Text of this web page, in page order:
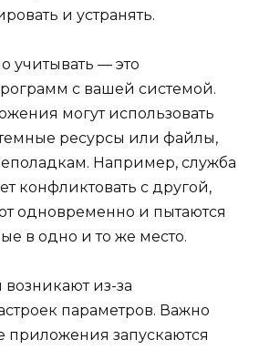
и устранять.
учитывать — это
с вашей системой.
могут использовать
ресурсы или файлы,
Например, служба
конфликтовать с другой,
одновременно и пытаются
в одно и то же место.
из-за
параметров. Важно
приложения запускаются